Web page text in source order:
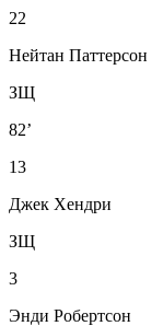
22
Нейтан Паттерсон
ЗЩ
82’
13
Джек Хендри
ЗЩ
3
Энди Робертсон